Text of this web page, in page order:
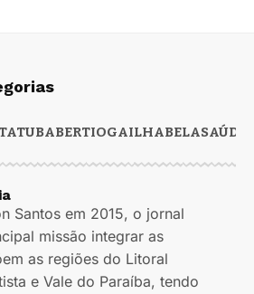
BERTIOGAILHABELASAÚDE
Santos em 2015, o jornal
missão integrar as
as regiões do Litoral
e Vale do Paraíba, tendo